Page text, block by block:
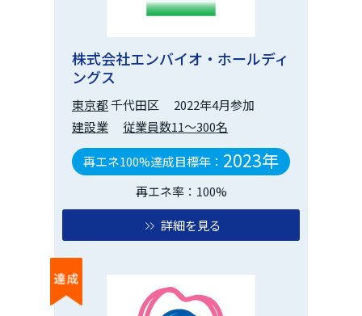
株式会社エンバイオ・ホールディ
ングス
東京都千代田区
2022年4月参加
建設業
従業員数11～300名
再エネ100%達成目標年： 2023年
再エネ率：100%
詳細を見る